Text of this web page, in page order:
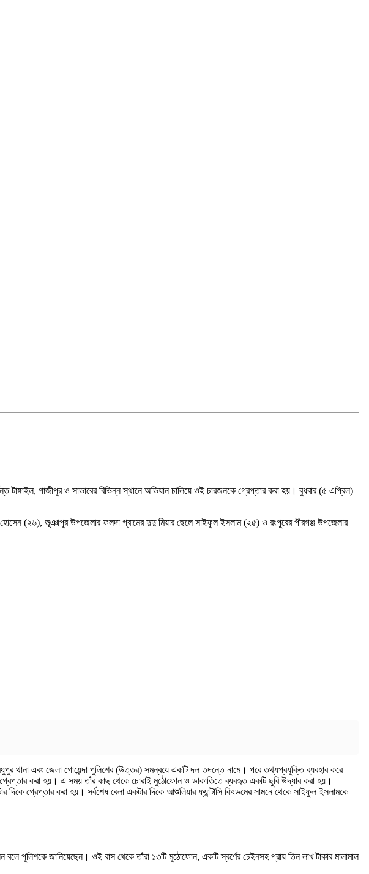
গাজীপুর ও সাভারের বিভিন্ন স্থানে অভিযান চালিয়ে ওই চারজনকে গ্রেপ্তার করা হয়। বুধবার (৫ এপ্রিল)
(২৬), ভূঞাপুর উপজেলার ফলদা গ্রামের দুদু মিয়ার ছেলে সাইফুল ইসলাম (২৫) ও রংপুরের পীরগঞ্জ উপজেলার
থানা এবং জেলা গোয়েন্দা পুলিশের (উত্তর) সমন্বয়ে একটি দল তদন্তে নামে। পরে তথ্যপ্রযুক্তি ব্যবহার করে
করা হয়। এ সময় তাঁর কাছ থেকে চোরাই মুঠোফোন ও ডাকাতিতে ব্যবহৃত একটি ছুরি উদ্ধার করা হয়।
গ্রেপ্তার করা হয়। সর্বশেষ বেলা একটার দিকে আশুলিয়ার ফ্যান্টাসি কিংডমের সামনে থেকে সাইফুল ইসলামকে
পুলিশকে জানিয়েছেন। ওই বাস থেকে তাঁরা ১৩টি মুঠোফোন, একটি স্বর্ণের চেইনসহ প্রায় তিন লাখ টাকার মালামাল